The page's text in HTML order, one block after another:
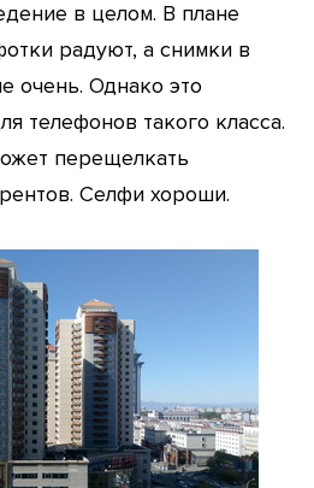
в целом. В плане
радуют, а снимки в
очень. Однако это
телефонов такого класса.
перещелкать
Селфи хороши.